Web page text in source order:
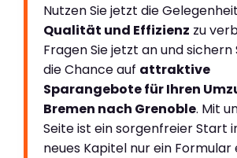
Nutzen Sie jetzt die
Qualität und Effizienz zu
Fragen Sie jetzt an und sichern
die Chance auf attraktive
Sparangebote für Ihren
Bremen nach Grenoble. Mit
Seite ist ein sorgenfreier Start
neues Kapitel nur ein